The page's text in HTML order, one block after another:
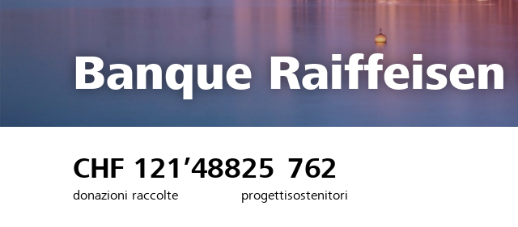
Banque
CHF 121’488
donazioni raccolte
25
progetti
762
sostenitori